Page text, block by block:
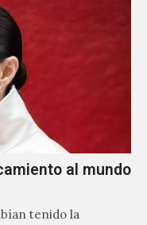
al mundo
tenido la